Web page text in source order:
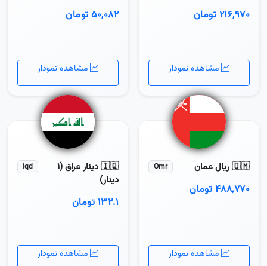
۲۱۶,۹۷۰ تومان
مشاهده نمودار
۵۰,۰۸۲ تومان
مشاهده نمودار
🇴🇲 ریال عمان Omr
۴۸۸,۷۷۰ تومان
مشاهده نمودار
🇮🇶 دینار عراق (1
دینار)
Iqd
۱۳۲.۱ تومان
مشاهده نمودار